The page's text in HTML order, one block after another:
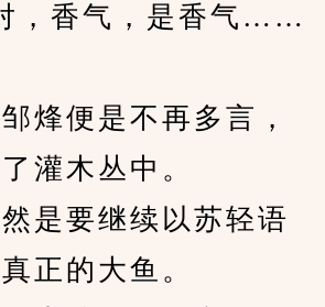
香气，是香气……
便是不再多言，
灌木丛中。
要继续以苏轻语
正的大鱼。